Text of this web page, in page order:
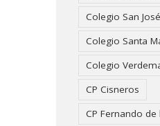
Colegio San
Colegio Santa
Colegio
CP Cisneros
CP Fernando de